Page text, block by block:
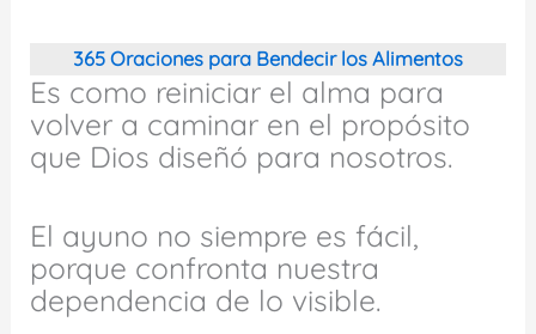
365 Oraciones para Bendecir los Alimentos
Es como reiniciar el alma para
volver a caminar en el propósito
que Dios diseñó para nosotros.
El ayuno no siempre es fácil,
porque confronta nuestra
dependencia de lo visible.